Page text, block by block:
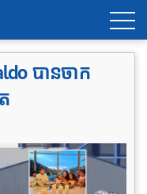
បានចាក